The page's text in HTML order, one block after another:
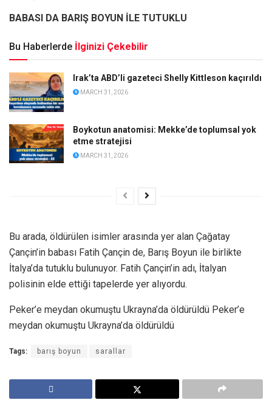
BABASI DA BARIŞ BOYUN İLE TUTUKLU
Bu Haberlerde İlginizi Çekebilir
Irak’ta ABD’li gazeteci Shelly Kittleson kaçırıldı
MARCH 31, 2026
Boykotun anatomisi: Mekke’de toplumsal yok
etme stratejisi
MARCH 31, 2026
Bu arada, öldürülen isimler arasında yer alan Çağatay
Çançin’in babası Fatih Çançin de, Barış Boyun ile birlikte
İtalya’da tutuklu bulunuyor. Fatih Çançin’in adı, İtalyan
polisinin elde ettiği tapelerde yer alıyordu.
Peker’e meydan okumuştu Ukrayna’da öldürüldü Peker’e
meydan okumuştu Ukrayna’da öldürüldü
Tags: barış boyun sarallar